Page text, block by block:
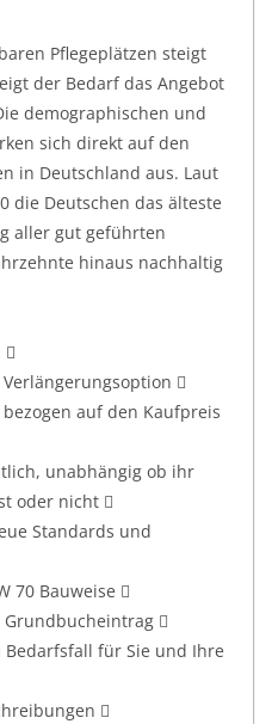
Pflegeplätzen steigt
der Bedarf das Angebot
demographischen und
sich direkt auf den
in Deutschland aus. Laut
die Deutschen das älteste
aller gut geführten
hinaus nachhaltig


auf den Kaufpreis
unabhängig ob ihr
oder nicht 
Standards und
70 Bauweise 

für Sie und Ihre
